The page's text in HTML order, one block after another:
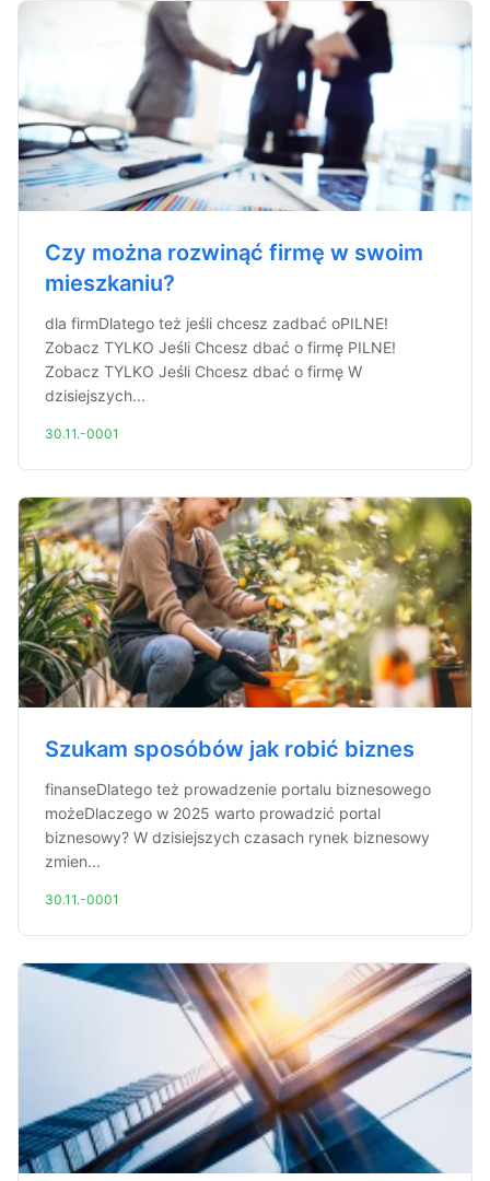
Czy można rozwinąć firmę w swoim
mieszkaniu?
dla firmDlatego też jeśli chcesz zadbać oPILNE!
Zobacz TYLKO Jeśli Chcesz dbać o firmę PILNE!
Zobacz TYLKO Jeśli Chcesz dbać o firmę W
dzisiejszych...
30.11.-0001
Szukam sposóbów jak robić biznes
finanseDlatego też prowadzenie portalu biznesowego
możeDlaczego w 2025 warto prowadzić portal
biznesowy? W dzisiejszych czasach rynek biznesowy
zmien...
30.11.-0001